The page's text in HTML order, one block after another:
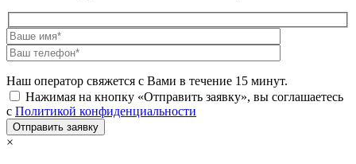
Наш оператор свяжется с Вами в течение 15 минут.
Нажимая на кнопку «Отправить заявку», вы соглашаетесь
с Политикой конфиденциальности
×